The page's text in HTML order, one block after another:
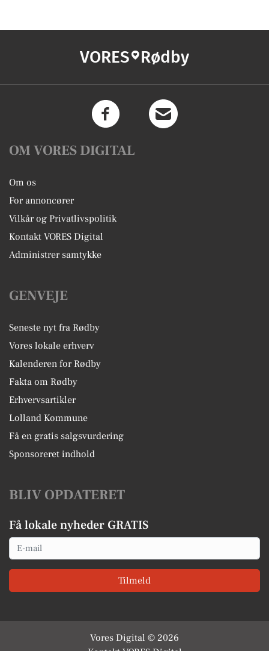
VORES Rødby
OM VORES DIGITAL
Om os
For annoncører
Vilkår og Privatlivspolitik
Kontakt VORES Digital
Administrer samtykke
GENVEJE
Seneste nyt fra Rødby
Vores lokale erhverv
Kalenderen for Rødby
Fakta om Rødby
Erhvervsartikler
Lolland Kommune
Få en gratis salgsvurdering
Sponsoreret indhold
BLIV OPDATERET
Få lokale nyheder GRATIS
Email
Tilmeld
Vores Digital © 2026